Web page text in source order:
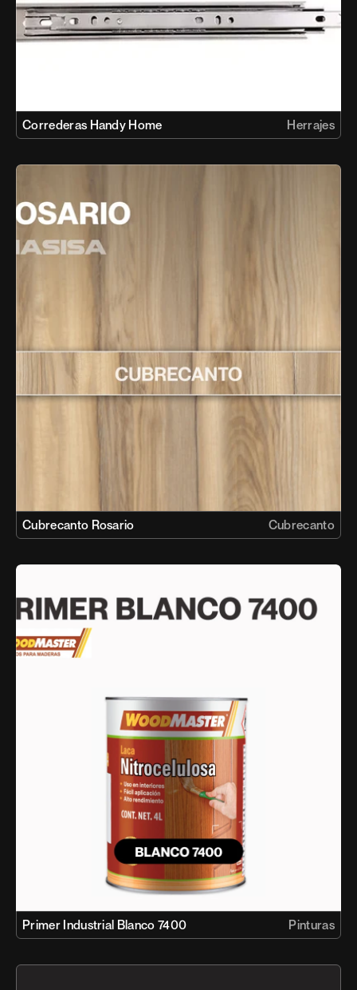
Correderas Handy Home Herrajes
Cubrecanto Rosario Cubrecanto
Primer Industrial Blanco 7400 Pinturas